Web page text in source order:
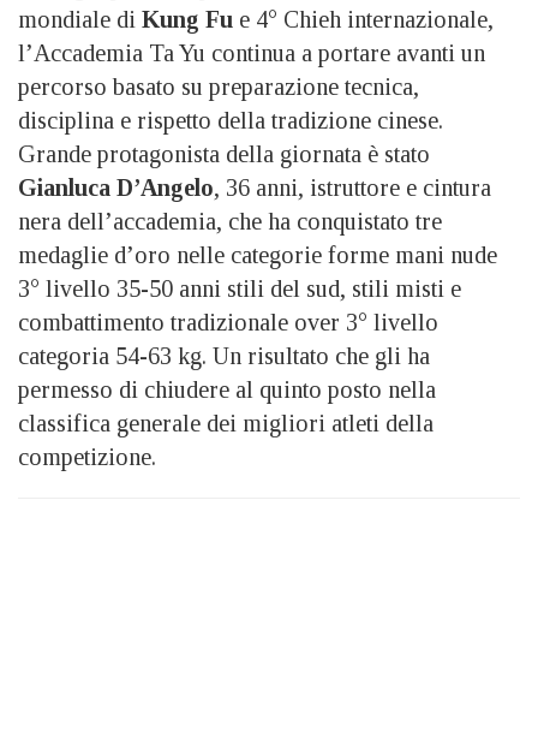
mondiale di Kung Fu e 4° Chieh internazionale,
l’Accademia Ta Yu continua a portare avanti un
percorso basato su preparazione tecnica,
disciplina e rispetto della tradizione cinese.
Grande protagonista della giornata è stato
Gianluca D’Angelo, 36 anni, istruttore e cintura
nera dell’accademia, che ha conquistato tre
medaglie d’oro nelle categorie forme mani nude
3° livello 35-50 anni stili del sud, stili misti e
combattimento tradizionale over 3° livello
categoria 54-63 kg. Un risultato che gli ha
permesso di chiudere al quinto posto nella
classifica generale dei migliori atleti della
competizione.